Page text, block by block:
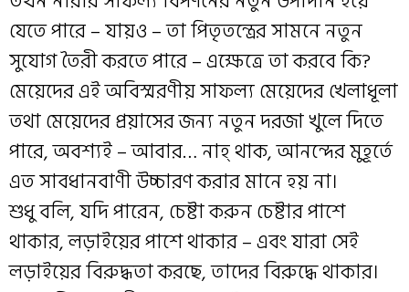
যেতে পারে – যায়ও – তা পিতৃতন্ত্রের সামনে নতুন
সুযোগ তৈরী করতে পারে – এক্ষেত্রে তা করবে কি?
মেয়েদের এই অবিস্মরণীয় সাফল্য মেয়েদের খেলাধূলা
তথা মেয়েদের প্রয়াসের জন্য নতুন দরজা খুলে দিতে
পারে, অবশ্যই – আবার… নাহ্‌ থাক, আনন্দের মুহূর্তে
এত সাবধানবাণী উচ্চারণ করার মানে হয় না।
শুধু বলি, যদি পারেন, চেষ্টা করুন চেষ্টার পাশে
থাকার, লড়াইয়ের পাশে থাকার – এবং যারা সেই
লড়াইয়ের বিরুদ্ধতা করছে, তাদের বিরুদ্ধে থাকার।